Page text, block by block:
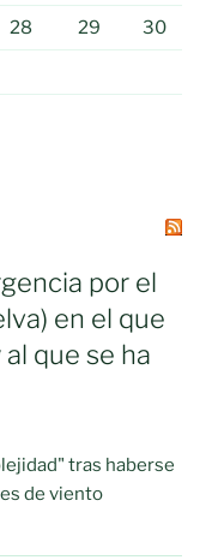
28 29 30
por el
en el que
que se ha
tras haberse
de viento